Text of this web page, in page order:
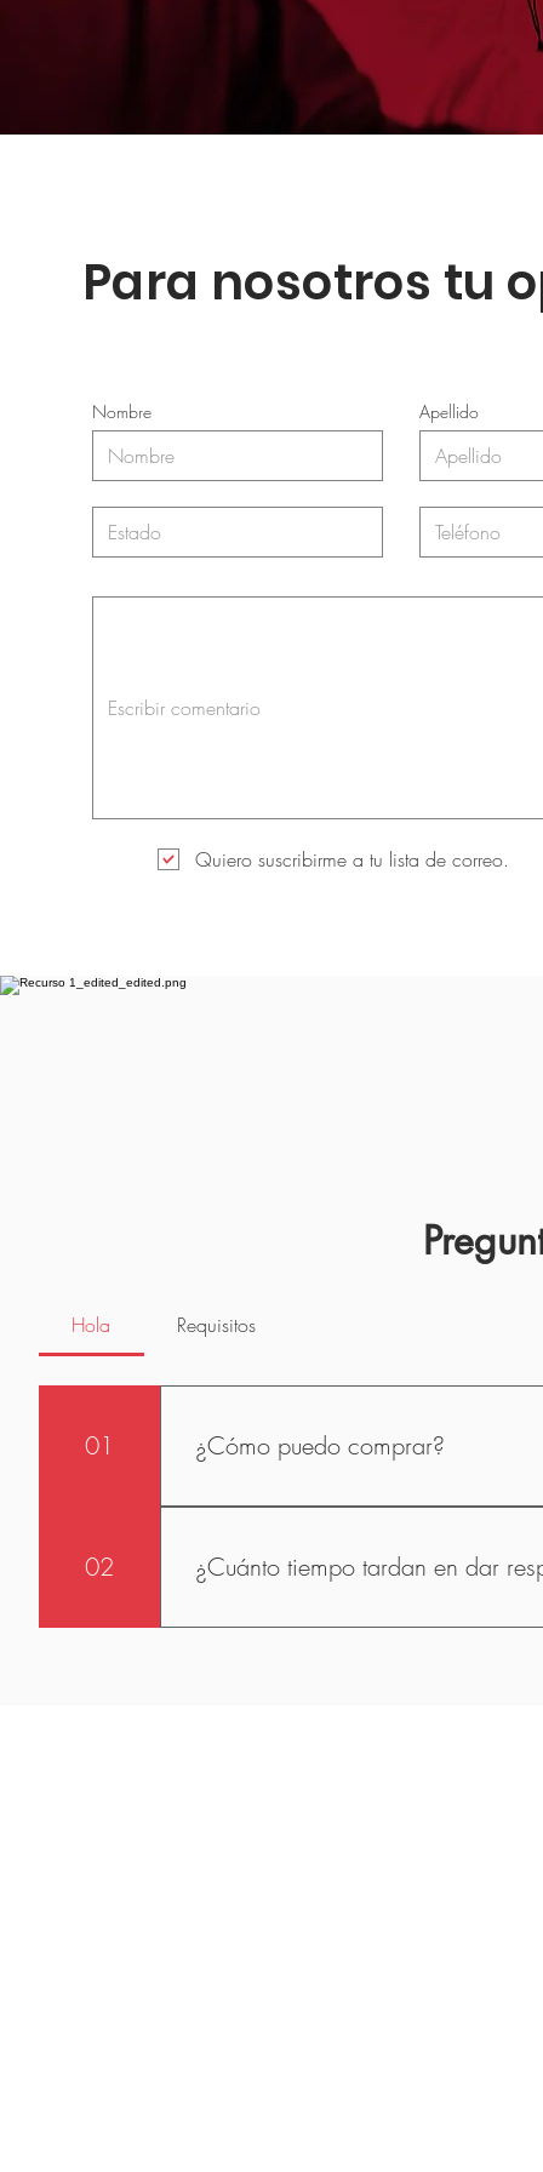
Para nosotros tu
Nombre Apellido
Quiero suscribirme a tu lista de correo.
Hola Requisitos
01 ¿Cómo puedo comprar?
Envíanos un mensaje de WhatsApp
02 ¿Cuánto tiempo tardan en dar
El tiempo de respuesta es inmediato a